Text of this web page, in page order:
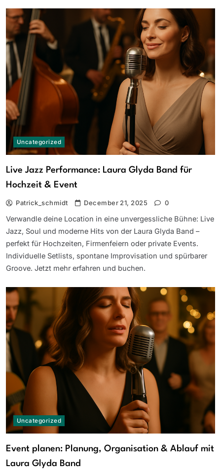
Uncategorized
Live Jazz Performance: Laura Glyda Band für
Hochzeit & Event
Patrick_schmidt December 21, 2025 0
Verwandle deine Location in eine unvergessliche Bühne: Live
Jazz, Soul und moderne Hits von der Laura Glyda Band –
perfekt für Hochzeiten, Firmenfeiern oder private Events.
Individuelle Setlists, spontane Improvisation und spürbarer
Groove. Jetzt mehr erfahren und buchen.
Uncategorized
Event planen: Planung, Organisation & Ablauf mit
Laura Glyda Band